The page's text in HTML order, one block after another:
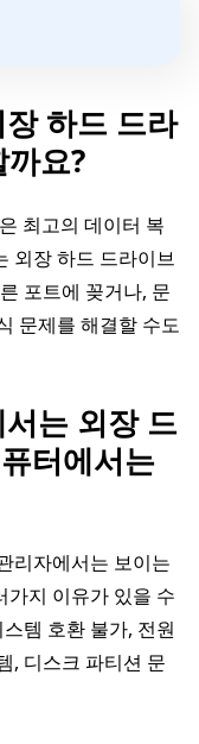
하드 드라
요?
최고의 데이터 복
외장 하드 드라이브
포트에 꽂거나, 문
문제를 해결할 수도
는 외장 드
터에서는
리자에서는 보이는
가지 이유가 있을 수
템 호환 불가, 전원
, 디스크 파티션 문